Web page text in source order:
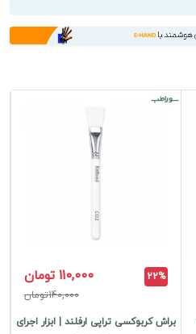
22% 110,000 تومان
140,000تومان
براش کربوکسی تراپی ارفلند | ابزار اجرای